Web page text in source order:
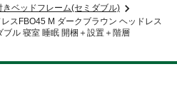
きベッドフレーム(セミダブル)
スFBO45 M ダークブラウン ヘッドレス
ル 寝室 睡眠 開梱＋設置＋階層